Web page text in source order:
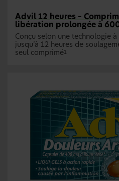
Advil 12 heures –
libération prolongée à
Conçu selon une technologie
jusqu’à 12 heures de
seul comprimé1